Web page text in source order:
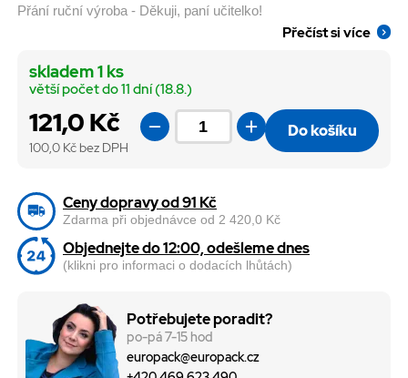
Přání ruční výroba - Děkuji, paní učitelko!
Přečíst si více
121,0 Kč
100,0 Kč bez DPH
skladem 1 ks
větší počet do 11 dní (18.8.)
Do košíku
Ceny dopravy od 91 Kč
Zdarma při objednávce od 2 420,0 Kč
Objednejte do 12:00, odešleme dnes
(klikni pro informaci o dodacích lhůtách)
Potřebujete poradit?
po-pá 7-15 hod
europack@europack.cz